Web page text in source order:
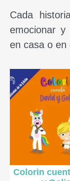
Cada
emocionar y
en casa o en
Colorin